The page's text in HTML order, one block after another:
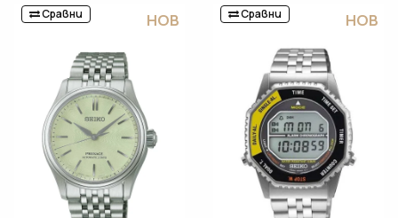
Сравни НОВ Сравни НОВ